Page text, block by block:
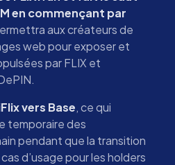
en commençant par
aux créateurs de
web pour exposer et
par FLIX et
vers Base, ce qui
temporaire des
pendant que la transition
d’usage pour les holders